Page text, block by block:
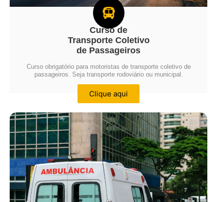
Curso de
Transporte Coletivo
de Passageiros
Curso obrigatório para motoristas de transporte coletivo de
passageiros. Seja transporte rodoviário ou municipal.
Clique aqui